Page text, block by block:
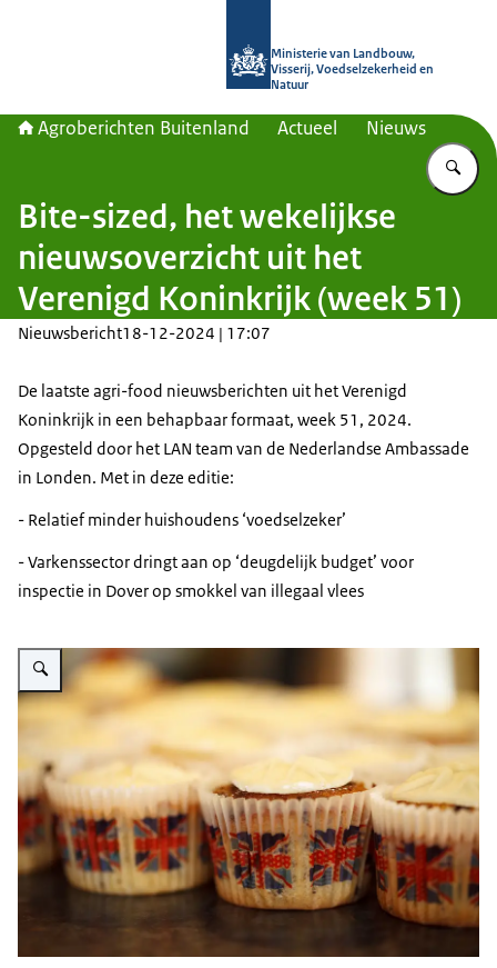
Ministerie van Landbouw,
Visserij, Voedselzekerheid en
Natuur
Agroberichten Buitenland Actueel Nieuws
Bite-sized, het wekelijkse
nieuwsoverzicht uit het
Verenigd Koninkrijk (week 51)
Nieuwsbericht18-12-2024 | 17:07
De laatste agri-food nieuwsberichten uit het Verenigd
Koninkrijk in een behapbaar formaat, week 51, 2024.
Opgesteld door het LAN team van de Nederlandse Ambassade
in Londen. Met in deze editie:
- Relatief minder huishoudens ‘voedselzeker’
- Varkenssector dringt aan op ‘deugdelijk budget’ voor
inspectie in Dover op smokkel van illegaal vlees
Vergroot afbeelding Bite-sized